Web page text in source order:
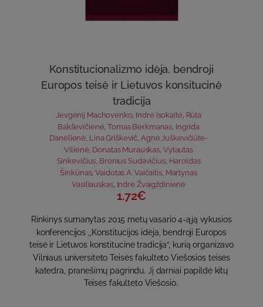
Konstitucionalizmo idėja, bendroji
Europos teisė ir Lietuvos konsitucinė
tradicija
Jevgenij Machovenko Indrė Isokaitė Rūta
Bakševičienė ,Tomas Berkmanas Ingrida
Danėlienė, Lina Griškevič,Agnė Juškevičiūtė-
Vilienė Donatas Murauskas Vytautas
Sinkevičius, Bronius Sudavičius, Haroldas
Šinkūnas,Vaidotas A. Vaičaitis, Martynas
Vasiliauskas, Indrė Žvaigždinienė
1.72€
Rinkinys sumanytas 2015 metų vasario 4-ąją vykusios
konferencijos ,,Konstitucijos idėja, bendroji Europos
teisė ir Lietuvos konstitucinė tradicija“, kurią organizavo
Vilniaus universiteto Teisės fakulteto Viešosios teisės
katedra, pranešimų pagrindu. Jį darniai papildė kitų
Teisės fakulteto Viešosio..